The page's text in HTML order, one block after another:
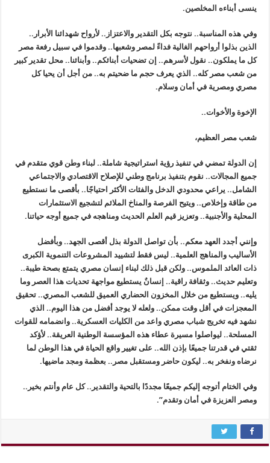
ينسى أبناءه المخلصين.
وفي هذه المناسبة.. نتوجه بكل التقدير والاعتزاز.. لأرواح شهدائنا الأبرار..
الذين بذلوا أرواحهم الغالية فداءً لمصر وشعبها.. وقدموا في سبيل رفعة مصر
كل ما يملكون.. نقول لأسرهم.. إن تضحيات أبنائكم.. وأبنائنا.. محل تقدير كبير
من شعب مصر كله.. الذي يعرف حجم ما ضحيتم به.. من أجل أن يحيا كل
مصري ومصرية في أمان وسلام.
الإخوة والأخوات..
شعب مصر العظيم،
إن الدولة تمضي في تنفيذ رؤية استراتيجية شاملة.. لبناء وطن قوي متقدم في
جميع المجالات.. نقوم بتنفيذ برنامج وطني للإصلاح الاقتصادي والاجتماعي
الشامل.. يراعي محدودي الدخل والفئات الأكثر احتياجًا.. بأقصى ما نستطيع
من طاقة وإخلاص.. ويتيح الفرصة والمناخ الملائم لتشجيع الاستثمارات
المحلية والأجنبية.. وتعزيز قيم العلم الحديث ومناهجه في جميع أوجه حياتنا.
وإنني أجدد العهد معكم.. بأن تواصل الدولة بذل أقصى الجهد.. وبأفضل
الأساليب والمناهج العلمية.. ليس فقط لتشييد المشروعات التنموية الكبرى
ذات العائد الملموس.. ولكن قبل ذلك لبناء إنسان مصري يتمتع بصحة طيبة..
وتعليم حديث.. وثقافة راقية.. إنسانٌ يستطيع مواجهة تحديات هذا العصر وما
يليه.. ويستطيع من خلال المخزون الحضاري العميق للشعب المصري.. تحقيق
المعجزات في أقل وقت ممكن.. ولعله لا يوجد أفضل من هذا اليوم.. الذي
نشهد فيه تخريج شباب مصري واعد من الكليات العسكرية.. وانضمامه للقوات
المسلحة.. ليواصلوا مسيرة عطاء هذه المؤسسة الوطنية العريقة.. لأؤكد
ثقتي في قدرتنا جميعًا بإذن الله.. على تغيير واقع الحياة في هذا الوطن لما
نرضاه ونفخر به.. ليكون حاضر ومستقبل مصر.. بعظمة ومجد ماضيها.
وفي الختام أتوجه إليكم جميعًا مجددًا بالتحية والتقدير.. كل عام وأنتم بخير..
ومصر العزيزة في أمان وتقدم”.